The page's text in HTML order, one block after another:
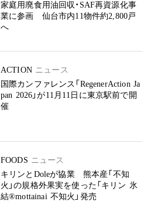
家庭用廃食用油回収・SAF再資源化事
業に参画 仙台市内11物件約2,800戸
へ
ACTION ニュース
国際カンファレンス「RegenerAction Ja
pan 2026」が11月11日に東京駅前で開
催
FOODS ニュース
キリンとDoleが協業 熊本産「不知
火」の規格外果実を使った「キリン 氷
結®mottainai 不知火」発売